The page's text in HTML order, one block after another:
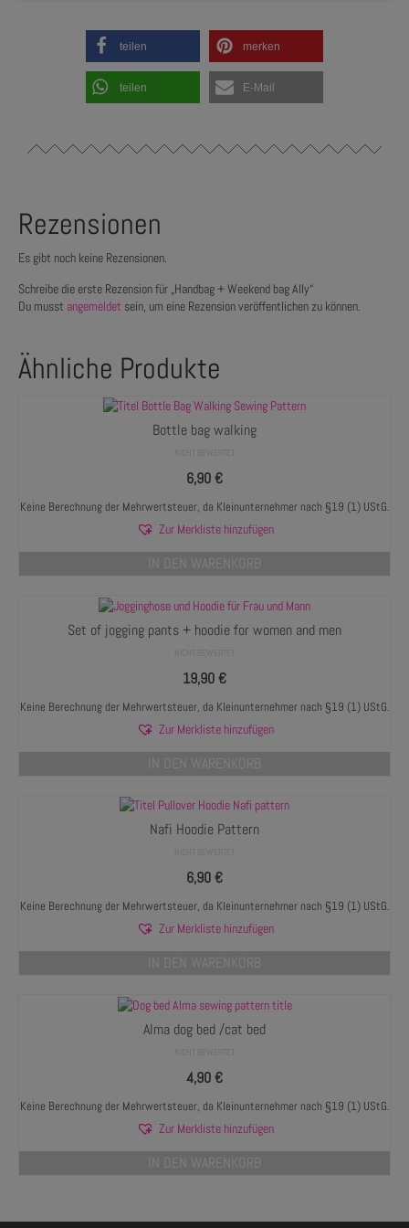
teilen merken
teilen E-Mail
Rezensionen
Es gibt noch keine Rezensionen.
Schreibe die erste Rezension für „Handbag + Weekend bag Ally“
Du musst angemeldet sein, um eine Rezension veröffentlichen zu können.
Ähnliche Produkte
Bottle bag walking
6,90€
Keine Berechnung der Mehrwertsteuer, da Kleinunternehmer nach §19 (1) UStG.
Zur Merkliste hinzufügen
IN DEN WARENKORB
Set of jogging pants + hoodie for women and men
19,90€
Keine Berechnung der Mehrwertsteuer, da Kleinunternehmer nach §19 (1) UStG.
Zur Merkliste hinzufügen
IN DEN WARENKORB
Nafi Hoodie Pattern
6,90€
Keine Berechnung der Mehrwertsteuer, da Kleinunternehmer nach §19 (1) UStG.
Zur Merkliste hinzufügen
IN DEN WARENKORB
Alma dog bed /cat bed
4,90€
Keine Berechnung der Mehrwertsteuer, da Kleinunternehmer nach §19 (1) UStG.
Zur Merkliste hinzufügen
IN DEN WARENKORB